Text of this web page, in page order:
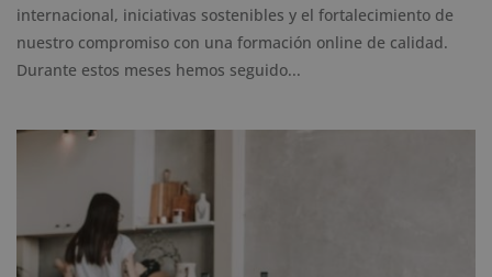
internacional, iniciativas sostenibles y el fortalecimiento de
nuestro compromiso con una formación online de calidad.
Durante estos meses hemos seguido...